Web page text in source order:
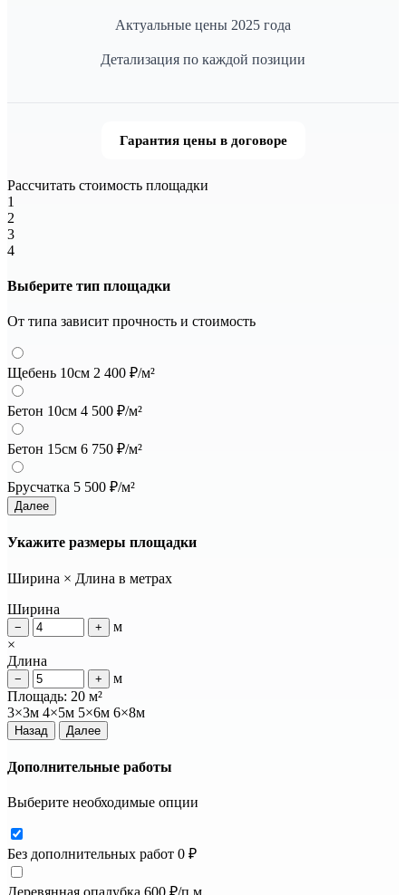
Актуальные цены 2025 года
Детализация по каждой позиции
Гарантия цены в договоре
Рассчитать стоимость площадки
1
2
3
4
Выберите тип площадки
От типа зависит прочность и стоимость
Щебень 10см 2 400 ₽/м²
Бетон 10см 4 500 ₽/м²
Бетон 15см 6 750 ₽/м²
Брусчатка 5 500 ₽/м²
Далее
Укажите размеры площадки
Ширина × Длина в метрах
Ширина
− +
м
×
Длина
− +
м
Площадь: 20 м²
3×3м 4×5м 5×6м 6×8м
Назад Далее
Дополнительные работы
Выберите необходимые опции
Без дополнительных работ 0 ₽